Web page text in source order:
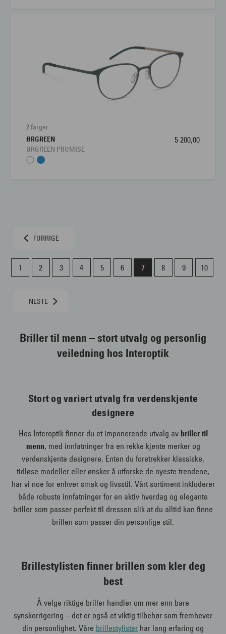
2 farger
ØRGREEN
ØRGREEN PROMISE
5 200,00
FORRIGE
1 2 3 4 5 6 7 8 9 10
NESTE
Briller til menn – stort utvalg og personlig
veiledning hos Interoptik
Stort og variert utvalg fra verdenskjente
designere
Hos Interoptik finner du et imponerende utvalg av briller til
menn, med innfatninger fra en rekke kjente merker og
verdenskjente designere. Enten du foretrekker klassiske,
tidløse modeller eller ønsker å utforske de nyeste trendene,
har vi noe for enhver smak og livsstil. Vårt sortiment inkluderer
både robuste innfatninger for en aktiv hverdag og elegante
briller som passer perfekt til dressen slik at du alltid kan finne
brillen som passer din personlige stil.
Brillestylisten finner brillen som kler deg
best
Å velge riktige briller handler om mer enn bare
synskorrigering – det er også et viktig tilbehør som fremhever
din personlighet. Våre brillestylister har lang erfaring og